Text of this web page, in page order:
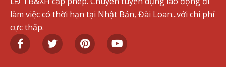
làm việc có thời hạn tại Nhật Bản, Đài Loan...với chi phí
cực thấp.